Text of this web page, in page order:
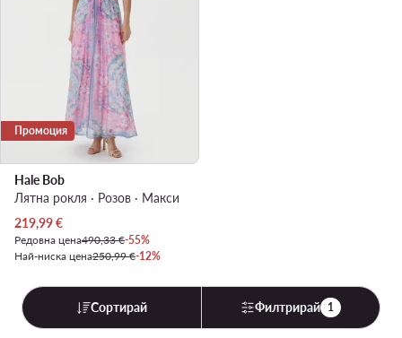
Промоция
Hale Bob
Лятна рокля · Розов · Макси
Актуална цена
219,99€
Редовна цена490,33 €-55%
Най-ниска цена250,99 €-12%
Сортирай Филтрирай 1